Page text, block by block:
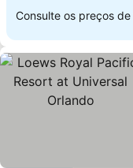
Consulte os preços de